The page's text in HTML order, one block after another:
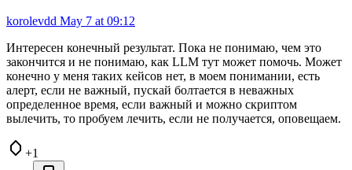
korolevdd May 7 at 09:12
Интересен конечный результат. Пока не понимаю, чем это
закончится и не понимаю, как LLM тут может помочь. Может
конечно у меня таких кейсов нет, в моем понимании, есть
алерт, если не важный, пускай болтается в неважных
определенное время, если важный и можно скриптом
вылечить, то пробуем лечить, если не получается, оповещаем.
+1